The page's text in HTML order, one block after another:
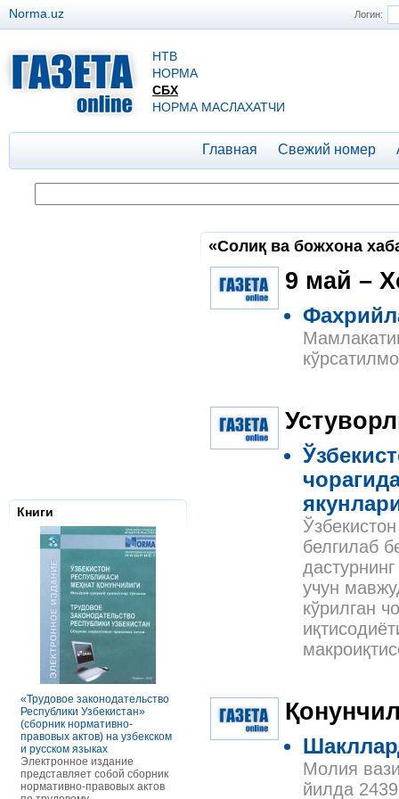
Логин:
Norma.uz
НТВ
НОРМА
СБХ
НОРМА МАСЛАХАТЧИ
Главная Свежий номер
Книги
«Трудовое законодательство
Республики Узбекистан»
(сборник нормативно-
правовых актов) на узбекском
и русском языках
Электронное издание
представляет собой сборник
нормативно-правовых актов
РАСЧЕТЫ С ПЕРСОНАЛОМ II
ТОМ ОСОБЕННОСТИ
ОПЛАТЫ ТРУДА
В книге рассмотрены вопросы
оплаты труда отдельных
отдельных сферах и случаях.
Налоговое
Данное
по сути
правовых
Узбекистан.
законы,
«Солиқ ва божхона
9 май –
белгилаб
учун
кўрилган
Молия
йилда